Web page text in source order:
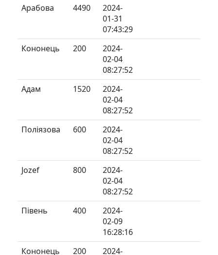
Арабова
4490
2024-
01-31
07:43:29
Кононець
200
2024-
02-04
08:27:52
Адам
1520
2024-
02-04
08:27:52
Поліязова
600
2024-
02-04
08:27:52
Jozef
800
2024-
02-04
08:27:52
Півень
400
2024-
02-09
16:28:16
Кононець
200 2024-